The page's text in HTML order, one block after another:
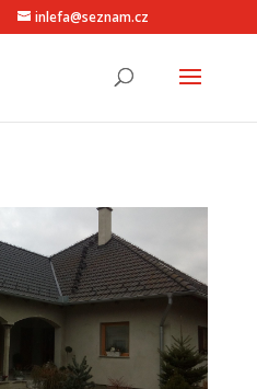
inlefa@seznam.cz